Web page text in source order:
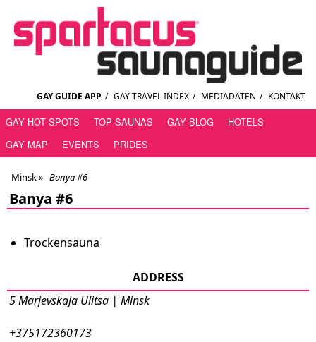
GAY GUIDE APP / GAY TRAVEL INDEX / MEDIADATEN / KONTAKT
GAY HOT SPOTS TOP SAUNAS GAY BLOG
HOTELS
GAY MAP
EVENTS PRIDES
Minsk» Banya #6
Banya #6
Trockensauna
ADDRESS
5 Marjevskaja Ulitsa | Minsk
+375172360173